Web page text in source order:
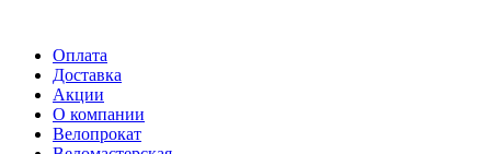
Оплата
Доставка
Акции
О компании
Велопрокат